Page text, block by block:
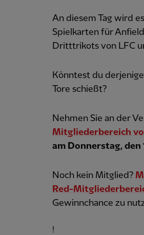
An diesem Tag wird
Spielkarten für
Dritttrikots von LFC
Könntest du
Tore schießt?
Nehmen Sie an der
Mitgliederbereich
am Donnerstag, den
Noch kein Mitglied?
Red-
Gewinnchance zu
!